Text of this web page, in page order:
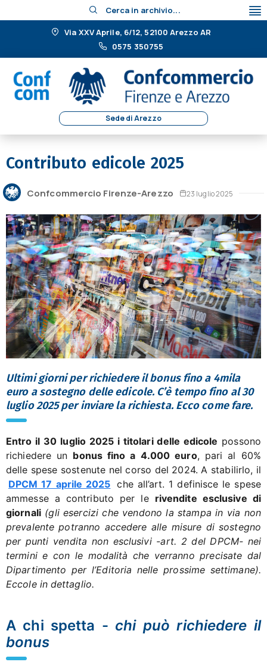
Cerca in archivio...
Via XXV Aprile, 6/12, 52100 Arezzo AR
0575 350755
Sede di Arezzo
Contributo edicole 2025
Confcommercio Firenze-Arezzo 23 luglio 2025
Ultimi giorni per richiedere il bonus fino a 4mila
euro a sostegno delle edicole. C’è tempo fino al 30
luglio 2025 per inviare la richiesta. Ecco come fare.
Entro il 30 luglio 2025 i titolari delle edicole possono
richiedere un bonus fino a 4.000 euro, pari al 60%
delle spese sostenute nel corso del 2024. A stabilirlo, il
DPCM 17 aprile 2025 che all’art. 1 definisce le spese
ammesse a contributo per le rivendite esclusive di
giornali (gli esercizi che vendono la stampa in via non
prevalente potranno accedere alle misure di sostegno
per punti vendita non esclusivi -art. 2 del DPCM- nei
termini e con le modalità che verranno precisate dal
Dipartimento per l’Editoria nelle prossime settimane).
Eccole in dettaglio.
A chi spetta - chi può richiedere il
bonus